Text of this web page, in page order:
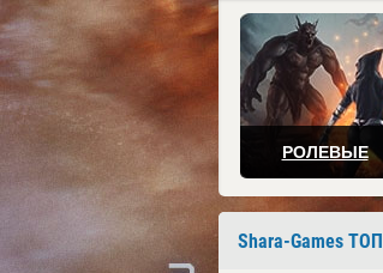
РОЛЕВЫЕ
Shara-Games